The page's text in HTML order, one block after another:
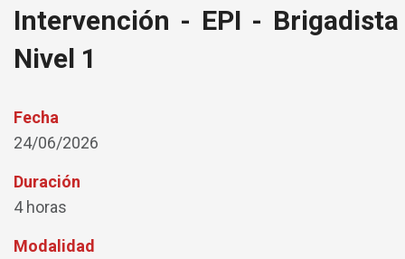
Intervención - EPI - Brigadista
Nivel 1
Fecha
24/06/2026
Duración
4 horas
Modalidad